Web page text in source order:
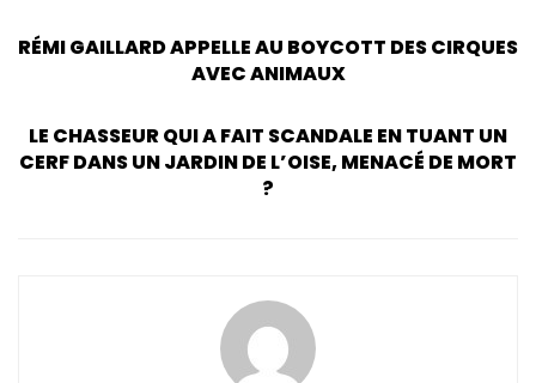
RÉMI GAILLARD APPELLE AU BOYCOTT DES CIRQUES
AVEC ANIMAUX
LE CHASSEUR QUI A FAIT SCANDALE EN TUANT UN
CERF DANS UN JARDIN DE L’OISE, MENACÉ DE MORT
?